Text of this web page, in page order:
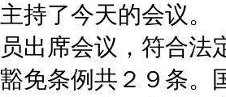
持了今天的会议。
出席会议，符合法
免条例共２９条。